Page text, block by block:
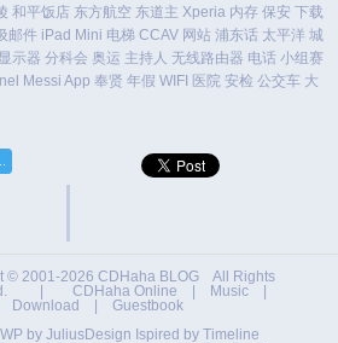
和平饭店 东方航空 东道主 Xperia 内存 保安 下载
邮件 iPad Mini 电梯 CCAV 网站 浦东话 太平洋 城
显示器 分科会 奥运 主持人 无线路由器 电话 小组赛
Messi App 奉贤 年假 WIFI 医院 安检 公交车 大
© 2001-2026 CDHaha BLOG All Rights
| CDHaha Online Music
Download
Guestbook
by JuliusDesign Ispired by Timeline